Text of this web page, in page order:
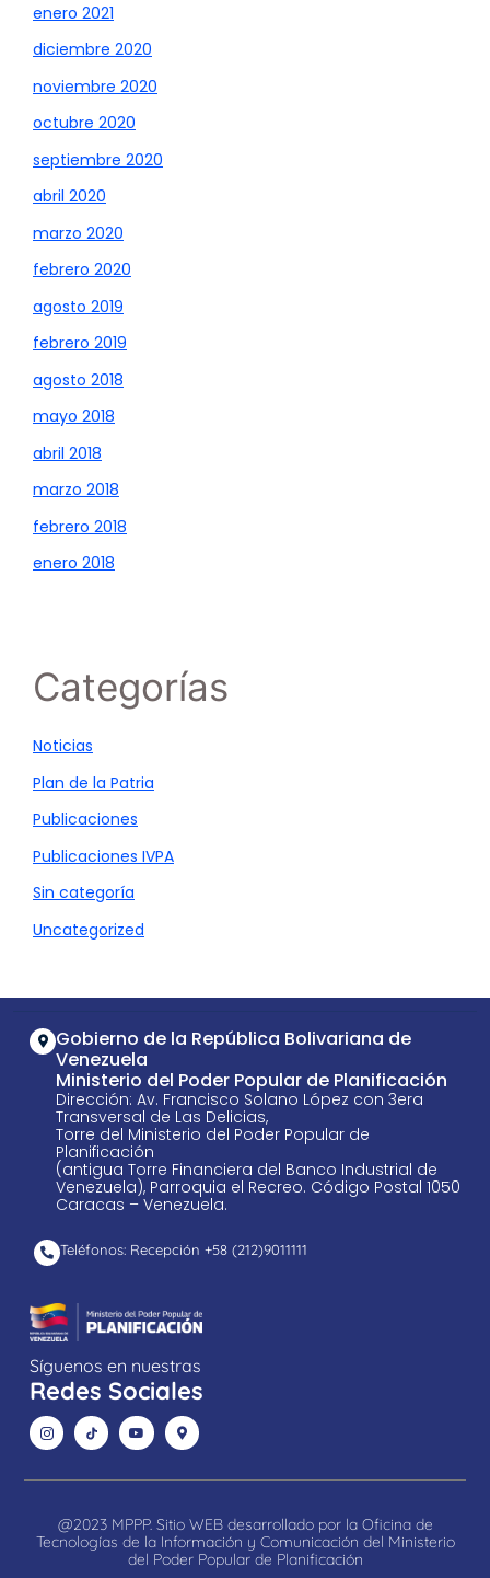
enero 2021
diciembre 2020
noviembre 2020
octubre 2020
septiembre 2020
abril 2020
marzo 2020
febrero 2020
agosto 2019
febrero 2019
agosto 2018
mayo 2018
abril 2018
marzo 2018
febrero 2018
enero 2018
Categorías
Noticias
Plan de la Patria
Publicaciones
Publicaciones IVPA
Sin categoría
Uncategorized
Gobierno de la República Bolivariana de
Venezuela
Ministerio del Poder Popular de Planificación
Dirección: Av. Francisco Solano López con 3era
Transversal de Las Delicias,
Torre del Ministerio del Poder Popular de
Planificación
(antigua Torre Financiera del Banco Industrial de
Venezuela), Parroquia el Recreo. Código Postal 1050
Caracas – Venezuela.
Teléfonos: Recepción +58 ​(212)9011111
Síguenos en nuestras
Redes Sociales
@2023 MPPP. Sitio WEB desarrollado por la Oficina de
Tecnologías de la Información y Comunicación del Ministerio
del Poder Popular de Planificación